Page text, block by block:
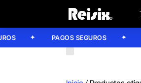
PAGOS SEGUROS